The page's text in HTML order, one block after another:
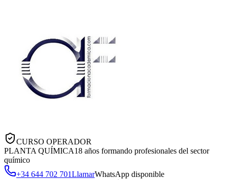
CURSO OPERADOR
PLANTA QUÍMICA18 años formando profesionales del sector
químico
+34 644 702 701LlamarWhatsApp disponible